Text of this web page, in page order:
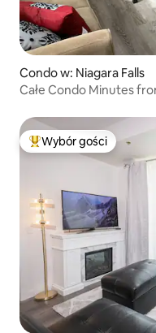
Condo w: Niagara Falls
Całe Condo Minutes
Najpopularniejsze z
Wybór gości